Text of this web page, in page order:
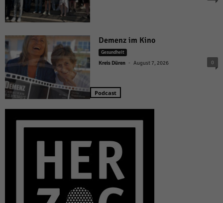
Demenz im Kino
Gesundheit
Kreis Düren - August 7, 2026 0
Podcast